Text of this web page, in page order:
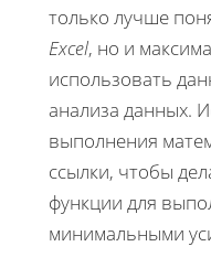
только лучше
Excel, но и
использовать
анализа данных.
выполнения
ссылки, чтобы
функции для
минимальными